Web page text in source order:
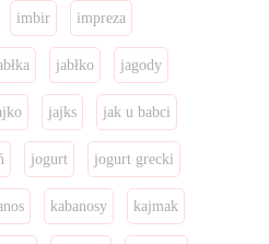
imbir impreza
jabłko jagody
jajks jak u babci
jogurt jogurt grecki
kabanosy kajmak